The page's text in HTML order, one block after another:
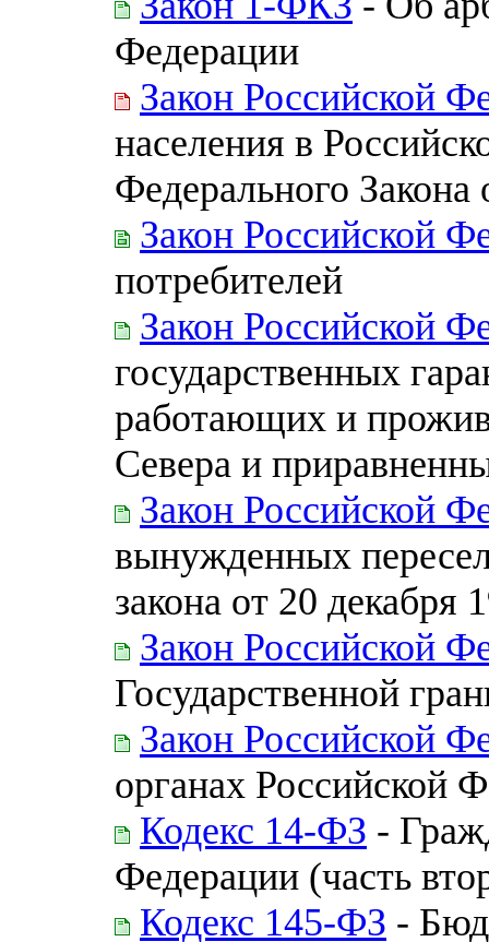
Федерации
Закон Российской
населения в
Федерального
Закон Российской
потребителей
Закон Российской
государственных
работающих и
Севера и
Закон Российской
вынужденных
закона от 20 декабря
Закон Российской
Государственной
Закон Российской
органах Российской
Кодекс 14-ФЗ -
Федерации (часть
Кодекс 145-ФЗ -